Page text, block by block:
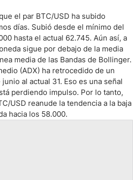
el par BTC/USD ha subido
días. Subió desde el mínimo del
hasta el actual 62.745. Aún así, a
sigue por debajo de la media
media de las Bandas de Bollinger.
(ADX) ha retrocedido de un
al actual 31. Eso es una señal
perdiendo impulso. Por lo tanto,
USD reanude la tendencia a la baja
hacia los 58.000.